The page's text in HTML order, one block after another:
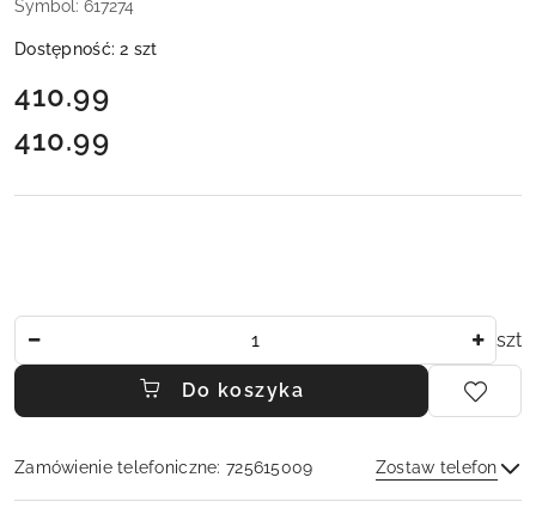
Symbol: 617274
Dostępność:2 szt
cena:
410.99
Cena:
410.99
szt
Do koszyka
Zamówienie telefoniczne: 725615009 Zostaw telefon